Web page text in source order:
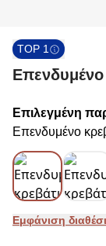
TOP 1
Επιλεγμένη
Επενδυμένο
Εμφάνιση